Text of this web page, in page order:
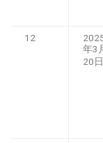
12
年3
20日